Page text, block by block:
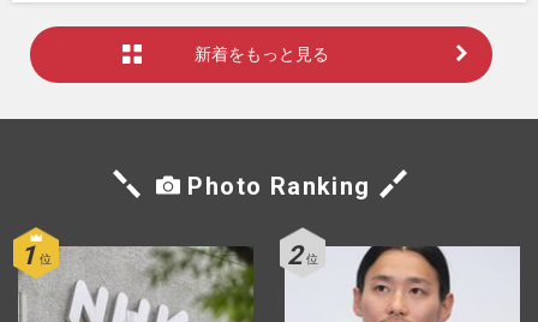
新着をもっと見る
Photo Ranking